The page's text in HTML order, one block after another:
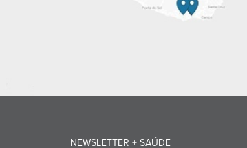
NEWSLETTER + SAÚDE